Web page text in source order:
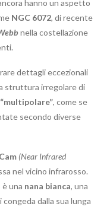
hanno un aspetto
NGC 6072, di recente
nella costellazione
dettagli eccezionali
struttura irregolare di
, come se
secondo diverse
(Near Infrared
nel vicino infrarosso.
una nana bianca, una
dalla sua lunga